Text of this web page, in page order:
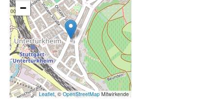
−
Leaflet, ©OpenStreetMap Mitwirkende